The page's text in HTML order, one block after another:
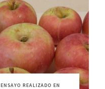
ENSAYO REALIZADO EN